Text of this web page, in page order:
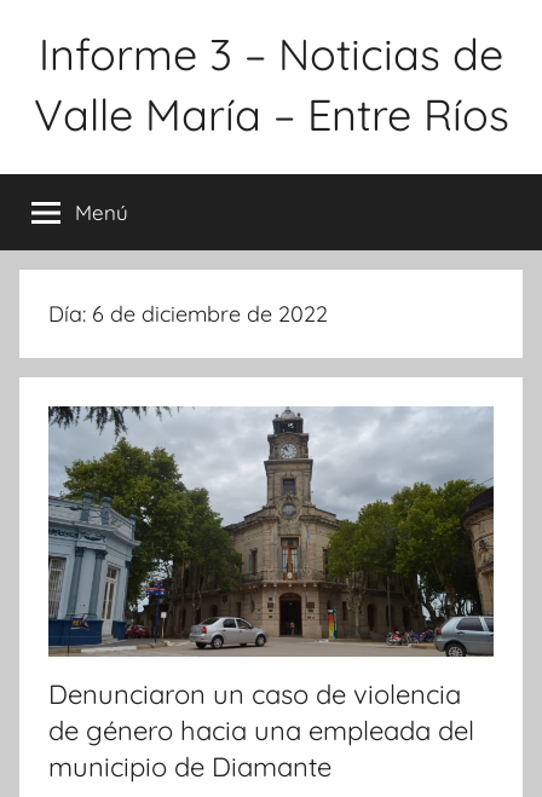
Informe 3 – Noticias de
Valle María – Entre Ríos
Menú
Día: 6 de diciembre de 2022
Denunciaron un caso de violencia
de género hacia una empleada del
municipio de Diamante